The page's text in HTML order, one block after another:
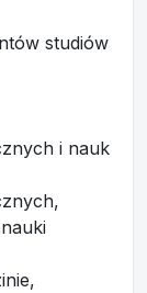
studiów
i nauk